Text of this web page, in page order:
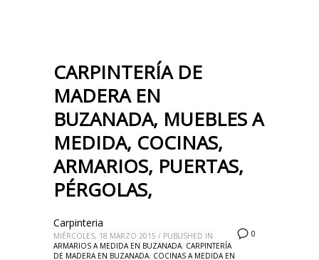
CARPINTERÍA DE
MADERA EN
BUZANADA, MUEBLES A
MEDIDA, COCINAS,
ARMARIOS, PUERTAS,
PÉRGOLAS,
0
Carpinteria
MIÉRCOLES, 18 MARZO 2015 / PUBLISHED IN
ARMARIOS A MEDIDA EN BUZANADA, CARPINTERÍA
DE MADERA EN BUZANADA, COCINAS A MEDIDA EN